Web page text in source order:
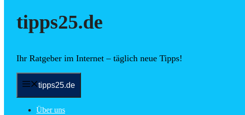
tipps25.de
Ihr Ratgeber im Internet – täglich neue Tipps!
tipps25.de
Über uns